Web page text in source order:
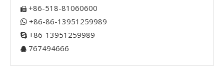
 +86-518-81060600
 +86-86-13951259989
 +86-13951259989
 767494666